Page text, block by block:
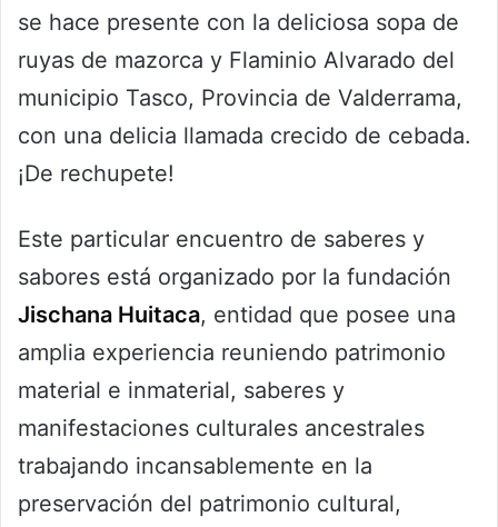
se hace presente con la deliciosa sopa de
ruyas de mazorca y Flaminio Alvarado del
municipio Tasco, Provincia de Valderrama,
con una delicia llamada crecido de cebada.
¡De rechupete!
Este particular encuentro de saberes y
sabores está organizado por la fundación
Jischana Huitaca, entidad que posee una
amplia experiencia reuniendo patrimonio
material e inmaterial, saberes y
manifestaciones culturales ancestrales
trabajando incansablemente en la
preservación del patrimonio cultural,